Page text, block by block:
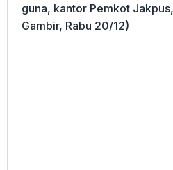
guna, kantor Pemkot
Gambir, Rabu 20/12)